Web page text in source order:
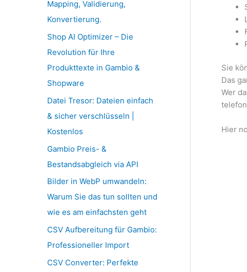
Mapping, Validierung,
Konvertierung.
Shop AI Optimizer – Die
Revolution für Ihre
Produkttexte in Gambio &
Shopware
Datei Tresor: Dateien einfach
& sicher verschlüsseln |
Kostenlos
Gambio Preis- &
Bestandsabgleich via API
Bilder in WebP umwandeln:
Warum Sie das tun sollten und
wie es am einfachsten geht
CSV Aufbereitung für Gambio:
Professioneller Import
CSV Converter: Perfekte
Sie
Das
Wer
Hier